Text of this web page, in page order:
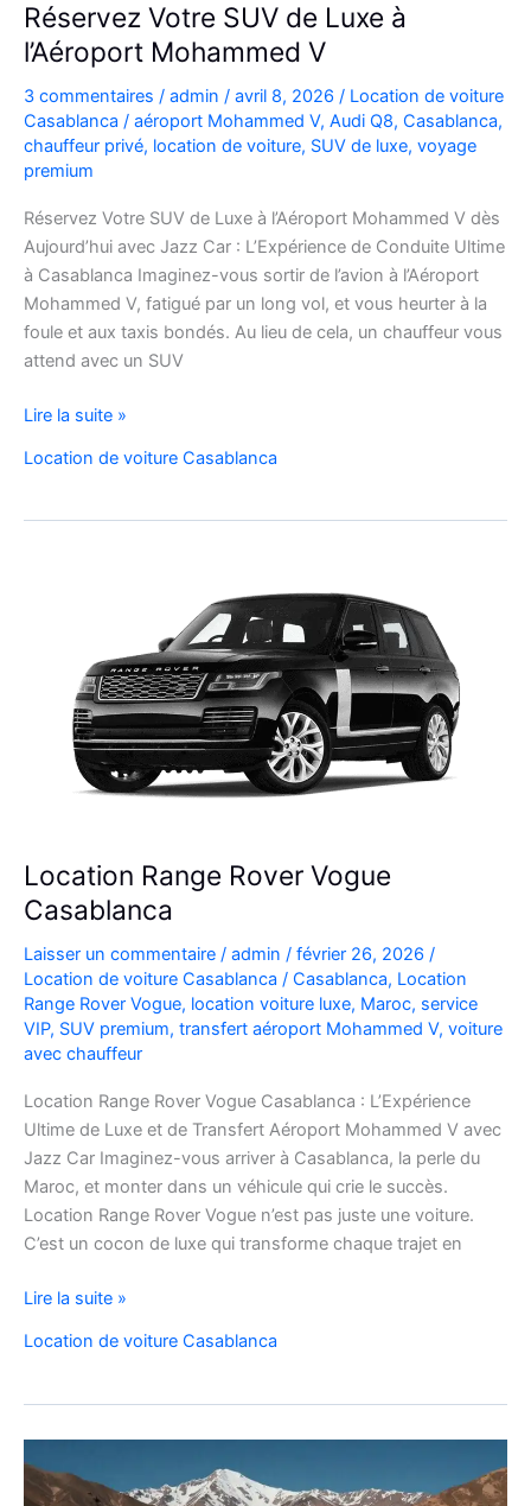
Réservez Votre SUV de Luxe à
l’Aéroport Mohammed V
3 commentaires / admin / avril 8, 2026 / Location de voiture
Casablanca / aéroport Mohammed V, Audi Q8, Casablanca,
chauffeur privé, location de voiture, SUV de luxe, voyage
premium
Réservez Votre SUV de Luxe à l’Aéroport Mohammed V dès
Aujourd’hui avec Jazz Car : L’Expérience de Conduite Ultime
à Casablanca Imaginez-vous sortir de l’avion à l’Aéroport
Mohammed V, fatigué par un long vol, et vous heurter à la
foule et aux taxis bondés. Au lieu de cela, un chauffeur vous
attend avec un SUV
Réservez
SUV
Luxe
Lire la suite »
Location de voiture Casablanca
Location Range Rover Vogue
Casablanca
Laisser un commentaire / admin / février 26, 2026 /
Location de voiture Casablanca / Casablanca, Location
Range Rover Vogue, location voiture luxe, Maroc, service
VIP, SUV premium, transfert aéroport Mohammed V, voiture
avec chauffeur
Location Range Rover Vogue Casablanca : L’Expérience
Ultime de Luxe et de Transfert Aéroport Mohammed V avec
Jazz Car Imaginez-vous arriver à Casablanca, la perle du
Maroc, et monter dans un véhicule qui crie le succès.
Location Range Rover Vogue n’est pas juste une voiture.
C’est un cocon de luxe qui transforme chaque trajet en
Location
Rover
Casablanca
Lire la suite »
Location de voiture Casablanca